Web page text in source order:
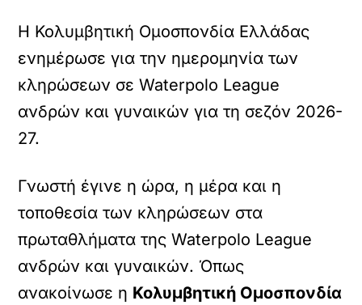
Η Κολυμβητική Ομοσπονδία Ελλάδας
ενημέρωσε για την ημερομηνία των
κληρώσεων σε Waterpolo League
ανδρών και γυναικών για τη σεζόν 2026-
27.
Γνωστή έγινε η ώρα, η μέρα και η
τοποθεσία των κληρώσεων στα
πρωταθλήματα της Waterpolo League
ανδρών και γυναικών. Όπως
ανακοίνωσε η Κολυμβητική Ομοσπονδία